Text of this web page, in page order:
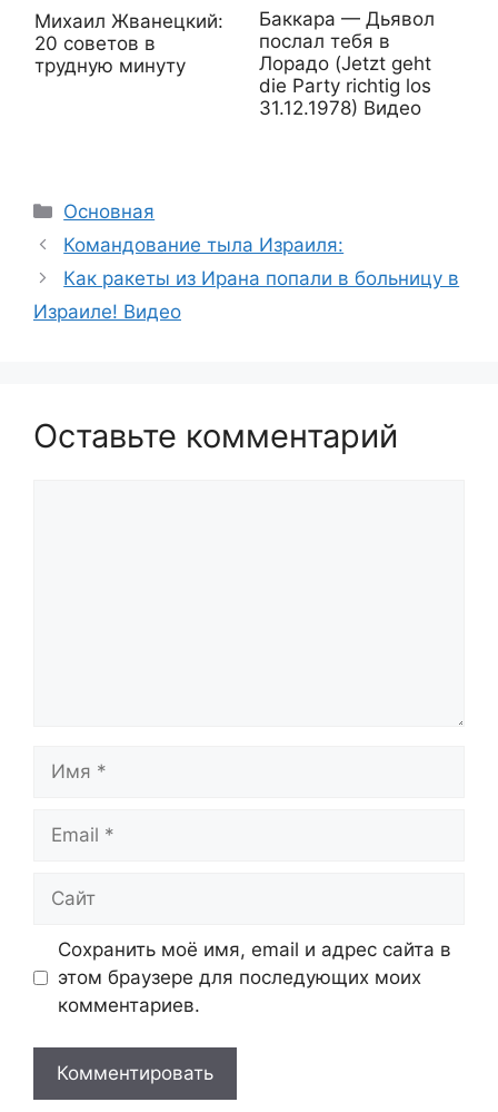
Михаил Жванецкий:
20 советов в
трудную минуту
Баккара — Дьявол
послал тебя в
Лорадо (Jetzt geht
die Party richtig los
31.12.1978) Видео
Рубрики
Основная
Командование тыла Израиля:
Как ракеты из Ирана попали в больницу в
Израиле! Видео
Оставьте комментарий
Сохранить моё имя, email и адрес сайта в
этом браузере для последующих моих
комментариев.